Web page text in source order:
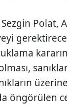
Polat,
üzerine
öngörülen